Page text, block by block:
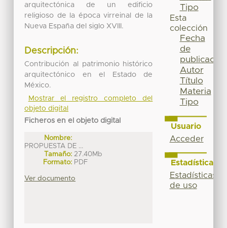
arquitectónica de un edificio
religioso de la época virreinal de la
Nueva España del siglo XVIII.
Descripción:
Contribución al patrimonio histórico
arquitectónico en el Estado de
México.
Mostrar el registro completo del
objeto digital
Ficheros en el objeto digital
Nombre:
PROPUESTA DE ...
Tamaño: 27.40Mb
Formato: PDF
Ver documento
Tipo
Esta
colección
Fecha
de
publicación
Autor
Título
Materia
Tipo
Usuario
Acceder
Estadísticas
Estadísticas
de uso